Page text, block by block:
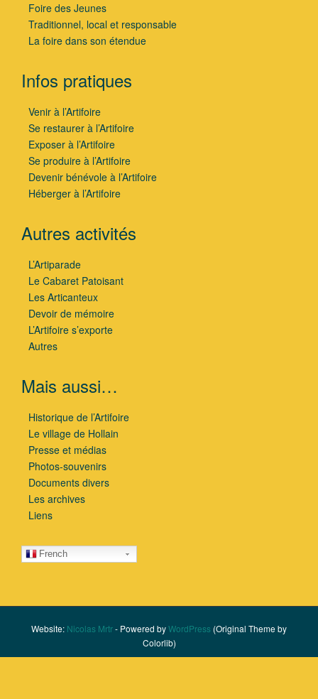
Foire des Jeunes
Traditionnel, local et responsable
La foire dans son étendue
Infos pratiques
Venir à l’Artifoire
Se restaurer à l’Artifoire
Exposer à l’Artifoire
Se produire à l’Artifoire
Devenir bénévole à l’Artifoire
Héberger à l’Artifoire
Autres activités
L’Artiparade
Le Cabaret Patoisant
Les Articanteux
Devoir de mémoire
L’Artifoire s’exporte
Autres
Mais aussi…
Historique de l’Artifoire
Le village de Hollain
Presse et médias
Photos-souvenirs
Documents divers
Les archives
Liens
French
Website: Nicolas Mrtr- Powered byWordPress (Original Theme by
Colorlib)